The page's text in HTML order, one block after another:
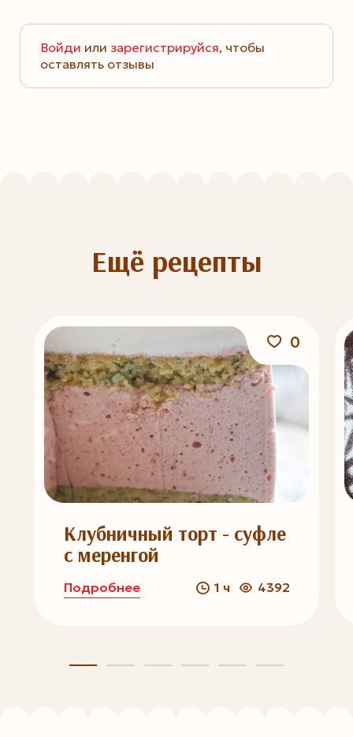
Войди или зарегистрируйся, чтобы
оставлять отзывы
Ещё рецепты
0
Клубничный торт - суфле
с меренгой
Подробнее 1 ч 4392